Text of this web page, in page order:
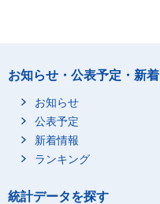
お知らせ・公表予定・新着
お知らせ
公表予定
新着情報
ランキング
統計データを探す